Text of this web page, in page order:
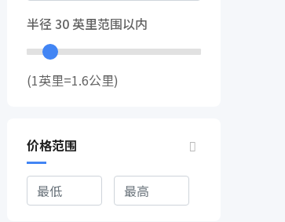
半径 30英里范围以内
(1英里=1.6公里)
价格范围